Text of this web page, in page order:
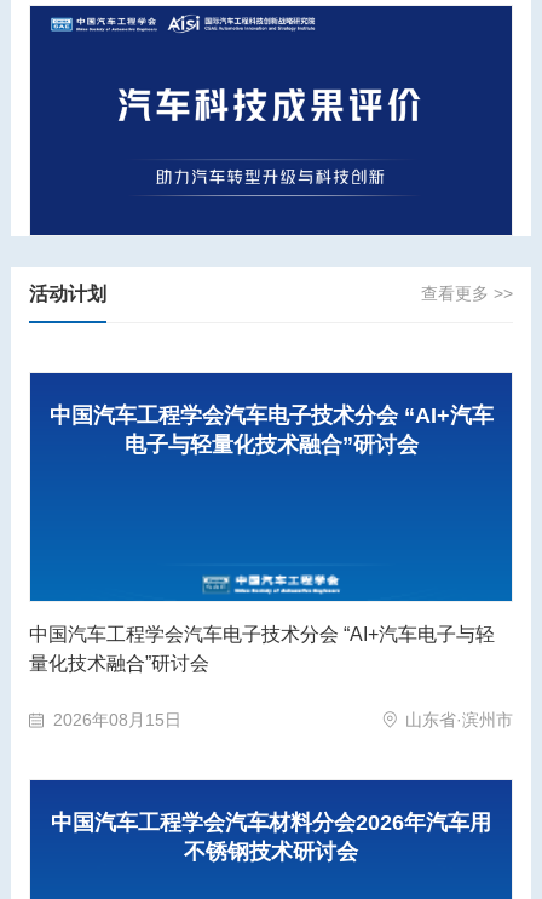
活动计划 查看更多 >>
中国汽车工程学会汽车电子技术分会 “AI+汽车
电子与轻量化技术融合”研讨会
中国汽车工程学会汽车电子技术分会 “AI+汽车电子与轻
量化技术融合”研讨会
2026年08月15日 山东省·滨州市
中国汽车工程学会汽车材料分会2026年汽车用
不锈钢技术研讨会